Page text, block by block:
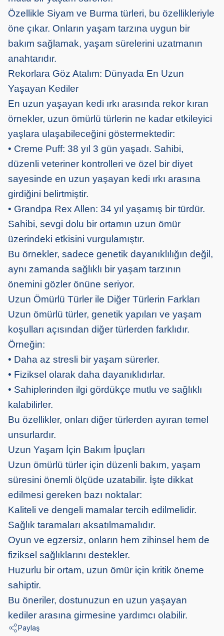
Özellikle Siyam ve Burma türleri, bu özellikleriyle
öne çıkar. Onların yaşam tarzına uygun bir
bakım sağlamak, yaşam sürelerini uzatmanın
anahtarıdır.
Rekorlara Göz Atalım: Dünyada En Uzun
Yaşayan Kediler
En uzun yaşayan kedi ırkı arasında rekor kıran
örnekler, uzun ömürlü türlerin ne kadar etkileyici
yaşlara ulaşabileceğini göstermektedir:
• Creme Puff: 38 yıl 3 gün yaşadı. Sahibi,
düzenli veteriner kontrolleri ve özel bir diyet
sayesinde en uzun yaşayan kedi ırkı arasına
girdiğini belirtmiştir.
• Grandpa Rex Allen: 34 yıl yaşamış bir türdür.
Sahibi, sevgi dolu bir ortamın uzun ömür
üzerindeki etkisini vurgulamıştır.
Bu örnekler, sadece genetik dayanıklılığın değil,
aynı zamanda sağlıklı bir yaşam tarzının
önemini gözler önüne seriyor.
Uzun Ömürlü Türler ile Diğer Türlerin Farkları
Uzun ömürlü türler, genetik yapıları ve yaşam
koşulları açısından diğer türlerden farklıdır.
Örneğin:
• Daha az stresli bir yaşam sürerler.
• Fiziksel olarak daha dayanıklıdırlar.
• Sahiplerinden ilgi gördükçe mutlu ve sağlıklı
kalabilirler.
Bu özellikler, onları diğer türlerden ayıran temel
unsurlardır.
Uzun Yaşam İçin Bakım İpuçları
Uzun ömürlü türler için düzenli bakım, yaşam
süresini önemli ölçüde uzatabilir. İşte dikkat
edilmesi gereken bazı noktalar:
Kaliteli ve dengeli mamalar tercih edilmelidir.
Sağlık taramaları aksatılmamalıdır.
Oyun ve egzersiz, onların hem zihinsel hem de
fiziksel sağlıklarını destekler.
Huzurlu bir ortam, uzun ömür için kritik öneme
sahiptir.
Bu öneriler, dostunuzun en uzun yaşayan
kediler arasına girmesine yardımcı olabilir.
Paylaş